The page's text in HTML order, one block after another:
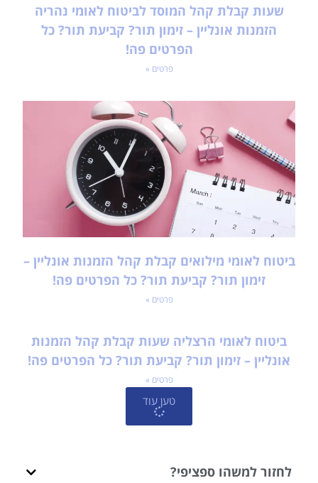
שעות קבלת קהל המוסד לביטוח לאומי נהריה
הזמנות אונליין – זימון תור? קביעת תור? כל
הפרטים פה!
פרטים »
ביטוח לאומי מילואים קבלת קהל הזמנות אונליין –
זימון תור? קביעת תור? כל הפרטים פה!
פרטים »
ביטוח לאומי הרצליה שעות קבלת קהל הזמנות
אונליין – זימון תור? קביעת תור? כל הפרטים פה!
פרטים »
טען עוד
לחזור למשהו ספציפי?